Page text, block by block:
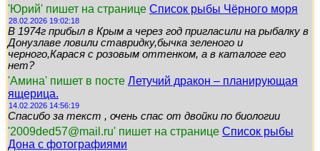
'Юрий' пишет на странице Список рыбы Чёрного моря
28.02.2026 19:02:18
В 1974г прибыл в Крым а через год пригласили на рыбалку в
Донузлаве ловили ставридку,бычка зеленого и
черного,Карася с розовым оттенком, а в каталоге его
нет?
'Амина' пишет в посте Летучий дракон – планирующая
ящерица.
14.02.2026 14:56:19
Спасибо за текст , очень спас от двойки по биологии
'2009ded57@mail.ru' пишет на странице Список рыбы
Дона с фотографиями